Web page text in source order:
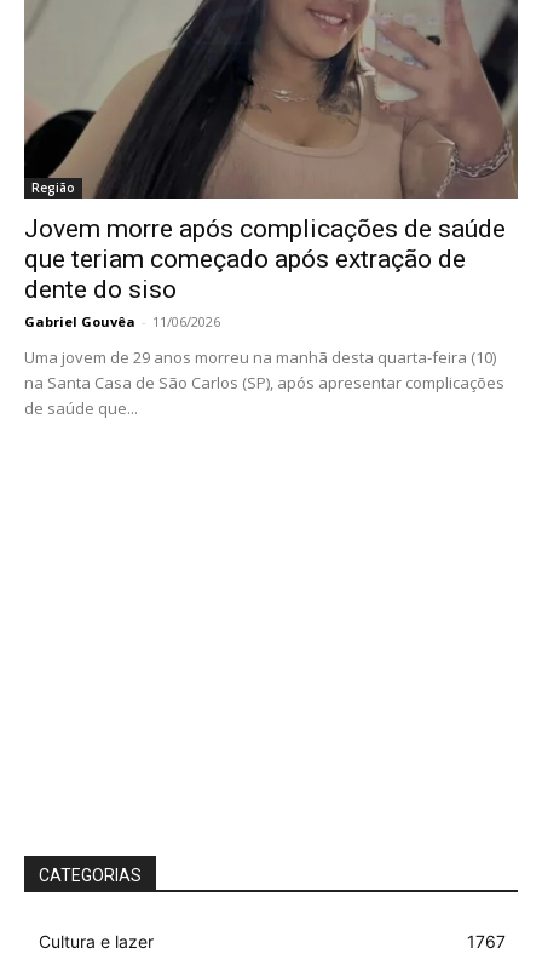
Região
Jovem morre após complicações de saúde
que teriam começado após extração de
dente do siso
Gabriel Gouvêa - 11/06/2026
Uma jovem de 29 anos morreu na manhã desta quarta-feira (10)
na Santa Casa de São Carlos (SP), após apresentar complicações
de saúde que...
CATEGORIAS
Cultura e lazer
1767